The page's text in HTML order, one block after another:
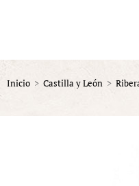
Inicio > Castilla y León >